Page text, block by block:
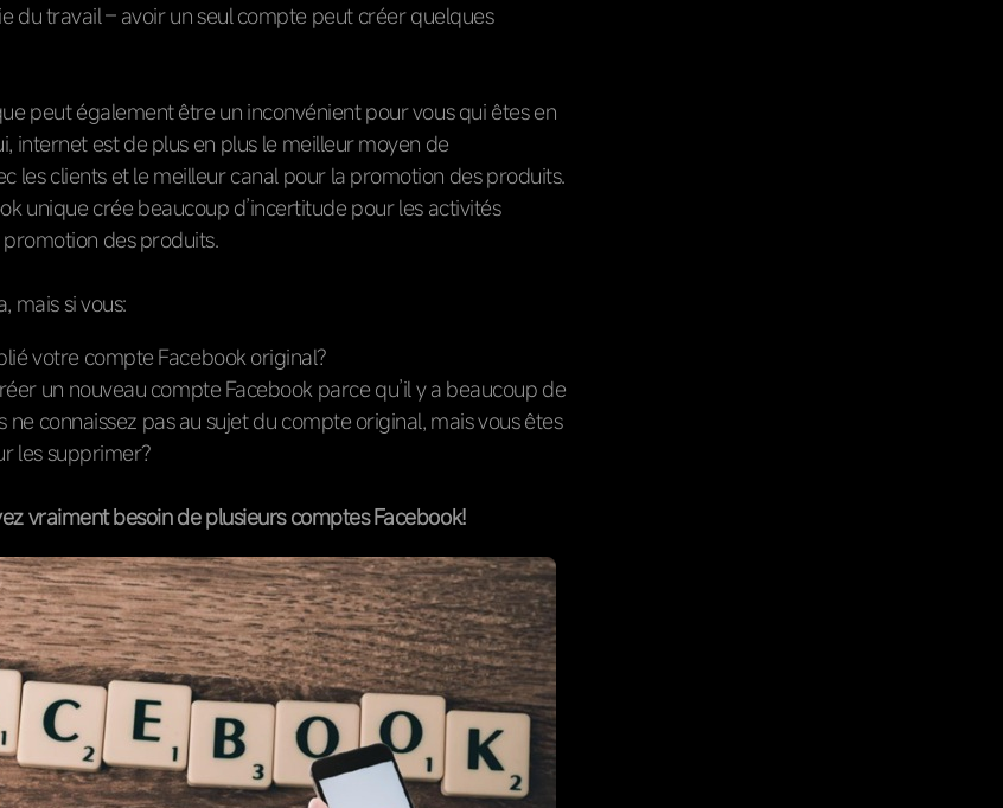
du travail – avoir un seul compte peut créer quelques
peut également être un inconvénient pour vous qui êtes en
internet est de plus en plus le meilleur moyen de
les clients et le meilleur canal pour la promotion des produits.
unique crée beaucoup d’incertitude pour les activités
des produits.
mais si vous:
votre compte Facebook original?
un nouveau compte Facebook parce qu’il y a beaucoup de
ne connaissez pas au sujet du compte original, mais vous êtes
les supprimer?
vraiment besoin de plusieurs comptes Facebook!